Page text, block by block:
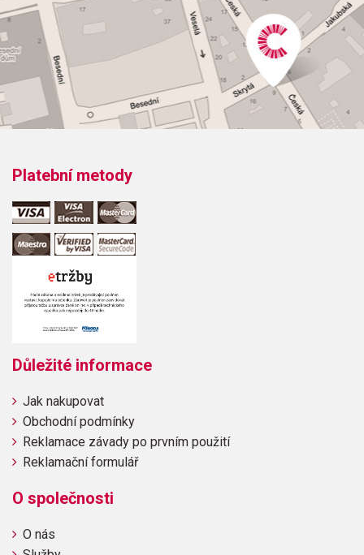
Platební metody
Důležité informace
Jak nakupovat
Obchodní podmínky
Reklamace závady po prvním použití
Reklamační formulář
O společnosti
O nás